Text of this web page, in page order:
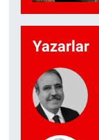
Yazarlar